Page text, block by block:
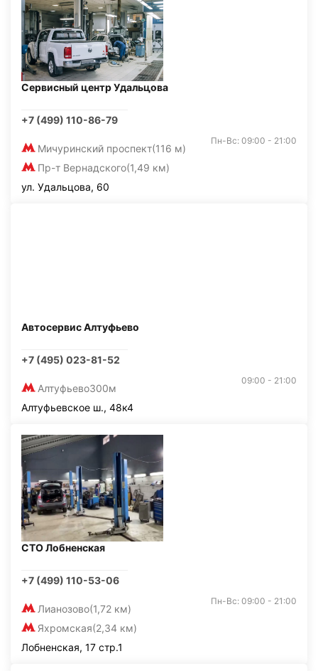
Сервисный центр Удальцова
+7 (499) 110-86-79
Мичуринский проспект(116 м)
Пр-т Вернадского(1,49 км)
Пн-Вс: 09:00 - 21:00
ул. Удальцова, 60
Автосервис Алтуфьево
+7 (495) 023-81-52
Алтуфьево300м
09:00 - 21:00
Алтуфьевское ш., 48к4
СТО Лобненская
+7 (499) 110-53-06
Лианозово(1,72 км)
Яхромская(2,34 км)
Пн-Вс: 09:00 - 21:00
Лобненская, 17 стр.1